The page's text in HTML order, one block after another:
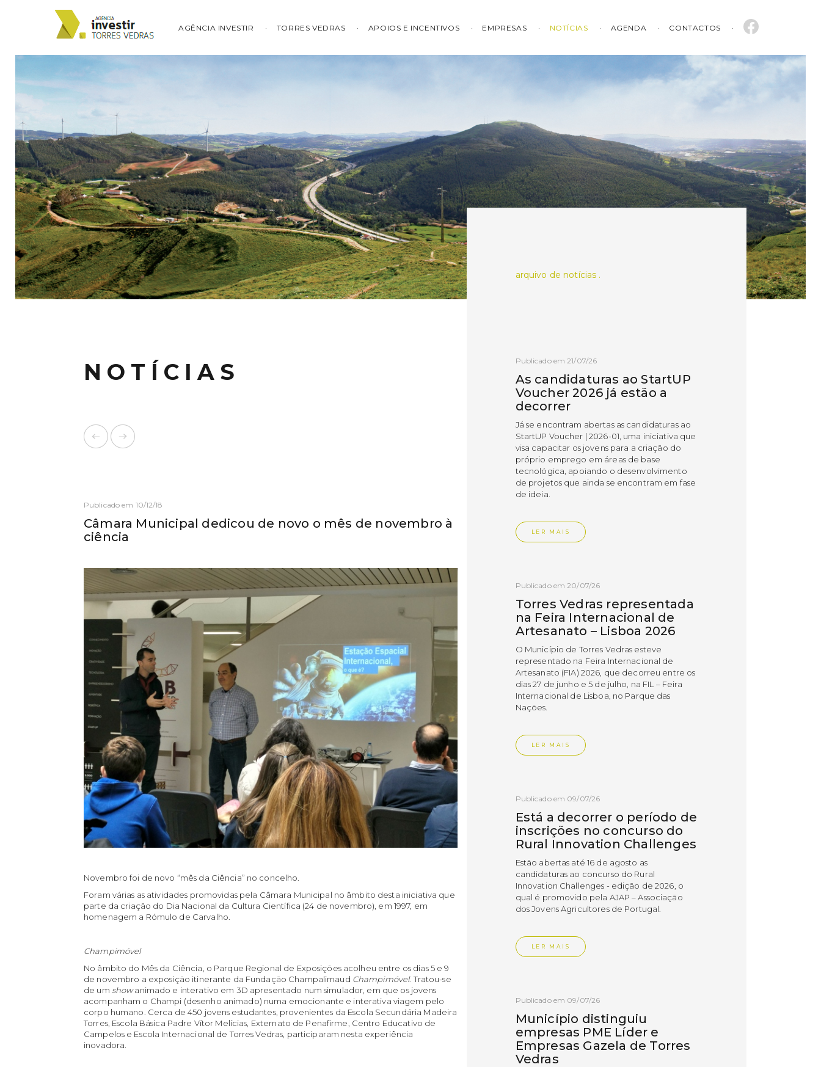
AGÊNCIA INVESTIR TORRES VEDRAS APOIOS E INCENTIVOS EMPRESAS NOTÍCIAS AGENDA CONTACTOS
NOTÍCIAS
Publicado em 10/12/18
Câmara Municipal dedicou de novo o mês de novembro à
ciência
Novembro foi de novo “mês da Ciência” no concelho.
Foram várias as atividades promovidas pela Câmara Municipal no âmbito desta iniciativa que
parte da criação do Dia Nacional da Cultura Científica (24 de novembro), em 1997, em
homenagem a Rómulo de Carvalho.
Champimóvel
No âmbito do Mês da Ciência, o Parque Regional de Exposições acolheu entre os dias 5 e 9
de novembro a exposição itinerante da Fundação Champalimaud Champimóvel. Tratou-se
de um showanimado e interativo em 3D apresentado num simulador, em que os jovens
acompanham o Champi (desenho animado) numa emocionante e interativa viagem pelo
corpo humano. Cerca de 450 jovens estudantes, provenientes da Escola Secundária Madeira
Torres, Escola Básica Padre Vítor Melícias, Externato de Penafirme, Centro Educativo de
Campelos e Escola Internacional de Torres Vedras, participaram nesta experiência
inovadora.
arquivo de notícias .
Publicado em 21/07/26
As candidaturas ao StartUP
Voucher 2026 já estão a
decorrer
Já se encontram abertas as candidaturas ao
StartUP Voucher | 2026-01, uma iniciativa que
visa capacitar os jovens para a criação do
próprio emprego em áreas de base
tecnológica, apoiando o desenvolvimento
de projetos que ainda se encontram em fase
de ideia.
LER MAIS
Publicado em 20/07/26
Torres Vedras representada
na Feira Internacional de
Artesanato – Lisboa 2026
O Município de Torres Vedras esteve
representado na Feira Internacional de
Artesanato (FIA) 2026, que decorreu entre os
dias 27 de junho e 5 de julho, na FIL – Feira
Internacional de Lisboa, no Parque das
Nações.
LER MAIS
Publicado em 09/07/26
Está a decorrer o período de
inscrições no concurso do
Rural Innovation Challenges
Estão abertas até 16 de agosto as
candidaturas ao concurso do Rural
Innovation Challenges - edição de 2026, o
qual é promovido pela AJAP – Associação
dos Jovens Agricultores de Portugal.
LER MAIS
Publicado em 09/07/26
Município distinguiu
empresas PME Líder e
Empresas Gazela de Torres
Vedras